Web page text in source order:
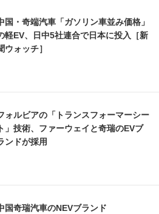
国・奇端汽車「ガソリン車並み価格」
軽EV、日中5社連合で日本に投入［新
ウォッチ］
ォルビアの「トランスフォーマーシー
ト」技術、ファーウェイと奇瑞のEVブ
ンドが採用
国奇瑞汽車のNEVブランド